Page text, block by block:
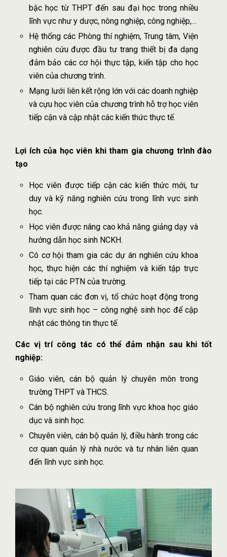
bậc học từ THPT đến sau đại học trong nhiều
lĩnh vực như y dược, nông nghiệp, công nghiệp,…
Hệ thống các Phòng thí nghiệm, Trung tâm, Viện
nghiên cứu được đầu tư trang thiết bị đa dạng
đảm bảo các cơ hội thực tập, kiến tập cho học
viên của chương trình.
Mạng lưới liên kết rộng lớn với các doanh nghiệp
và cựu học viên của chương trình hỗ trợ học viên
tiếp cận và cập nhật các kiến thức thực tế.
Lợi ích của học viên khi tham gia chương trình đào
tạo
Học viên được tiếp cận các kiến thức mới, tư
duy và kỹ năng nghiên cứu trong lĩnh vực sinh
học.
Học viên được nâng cao khả năng giảng dạy và
hướng dẫn học sinh NCKH.
Có cơ hội tham gia các dự án nghiên cứu khoa
học, thực hiện các thí nghiệm và kiến tập trực
tiếp tại các PTN của trường.
Tham quan các đơn vị, tổ chức hoạt động trong
lĩnh vực sinh học – công nghệ sinh học để cập
nhật các thông tin thực tế.
Các vị trí công tác có thể đảm nhận sau khi tốt
nghiệp:
Giáo viên, cán bộ quản lý chuyên môn trong
trường THPT và THCS.
Cán bộ nghiên cứu trong lĩnh vực khoa học giáo
dục và sinh học.
Chuyên viên, cán bộ quản lý, điều hành trong các
cơ quan quản lý nhà nước và tư nhân liên quan
đến lĩnh vực sinh học.​​